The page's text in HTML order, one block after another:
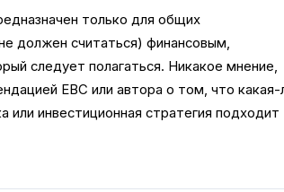
только для общих
должен считаться) финансовым,
следует полагаться. Никакое мнение,
EBC или автора о том, что какая-
или инвестиционная стратегия подходит